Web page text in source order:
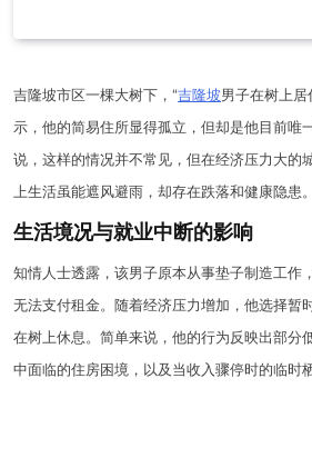
吉隆坡市区一棵大树下，“吉隆坡男子在树上
示，他的简易住所显得孤立，但却是他目前唯
说，这样的情况并不常见，但在经济压力大的
上生活虽能遮风避雨，却存在跌落和健康隐患。
生活境况与就业中断的影响
知情人士透露，该男子原本从事垫子制造工作
无法支付租金。随着经济压力增加，他选择暂
在树上休息。简单来说，他的行为反映出部分
中面临的住房困境，以及当收入骤停时的临时